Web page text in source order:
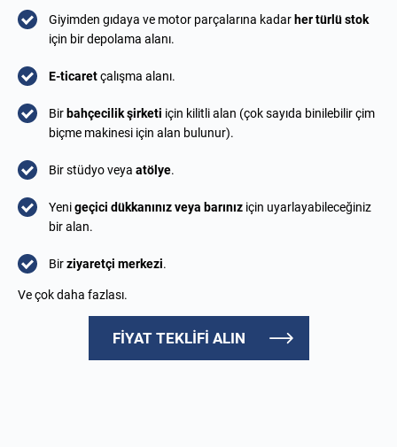
Giyimden gıdaya ve motor parçalarına kadar her türlü stok
için bir depolama alanı.
E-ticaretçalışma alanı.
Bir bahçecilik şirketi için kilitli alan (çok sayıda binilebilir çim
biçme makinesi için alan bulunur).
Bir stüdyo veya atölye.
Yenigeçici dükkanınız veya barınız için uyarlayabileceğiniz
bir alan.
Birziyaretçi merkezi.
Ve çok daha fazlası.
FİYAT TEKLİFİ ALIN